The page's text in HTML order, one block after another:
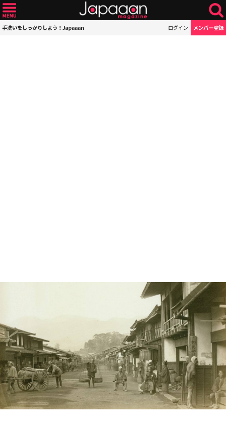
手洗いをしっかりしよう！Japaaan ログイン メンバー登録